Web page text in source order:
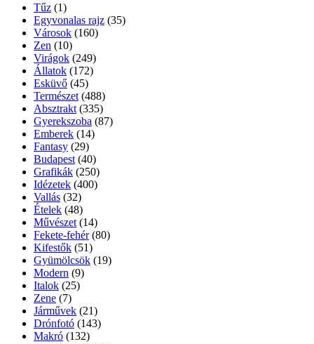
Tűz (1)
Egyvonalas rajz (35)
Városok (160)
Zen (10)
Virágok (249)
Állatok (172)
Esküvő (45)
Természet (488)
Absztrakt (335)
Gyerekszoba (87)
Emberek (14)
Fantasy (29)
Budapest (40)
Grafikák (250)
Idézetek (400)
Vallás (32)
Ételek (48)
Művészet (14)
Fekete-fehér (80)
Kifestők (51)
Gyümölcsök (19)
Modern (9)
Italok (25)
Zene (7)
Járművek (21)
Drónfotó (143)
Makró (132)